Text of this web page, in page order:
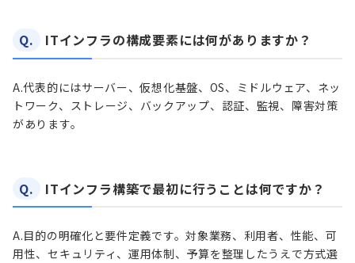
Q. ITインフラの構成要素には何がありますか？
A.代表的にはサーバー、仮想化基盤、OS、ミドルウェア、ネッ
トワーク、ストレージ、バックアップ、認証、監視、障害対策
があります。
Q. ITインフラ構築で最初に行うことは何ですか？
A.目的の明確化と要件定義です。対象業務、利用者、性能、可
用性、セキュリティ、運用体制、予算を整理したうえで方式選